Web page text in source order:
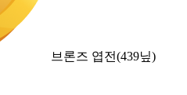
브론즈 엽전(439닢)